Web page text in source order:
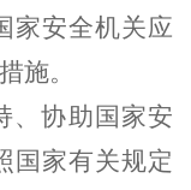
家安全机关应
施。
、协助国家安
国家有关规定